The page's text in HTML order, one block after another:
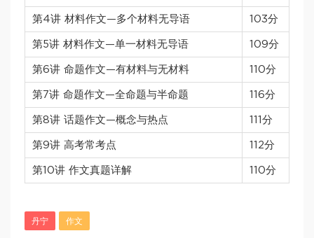
第4讲 材料作文—多个材料无导语 103分
第5讲 材料作文—单一材料无导语 109分
第6讲 命题作文—有材料与无材料 110分
第7讲 命题作文—全命题与半命题 116分
第8讲 话题作文—概念与热点 111分
第9讲 高考常考点 112分
第10讲 作文真题详解 110分
丹宁 作文